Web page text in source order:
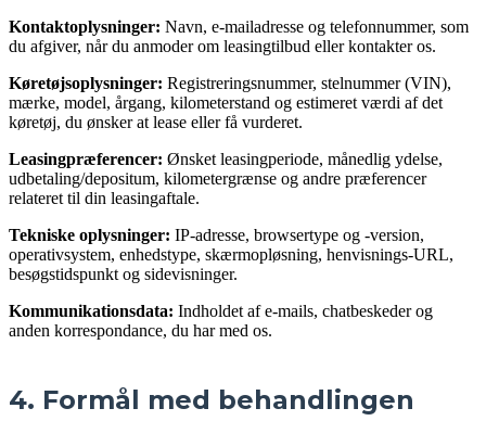
Kontaktoplysninger: Navn, e-mailadresse og telefonnummer, som
du afgiver, når du anmoder om leasingtilbud eller kontakter os.
Køretøjsoplysninger: Registreringsnummer, stelnummer (VIN),
mærke, model, årgang, kilometerstand og estimeret værdi af det
køretøj, du ønsker at lease eller få vurderet.
Leasingpræferencer: Ønsket leasingperiode, månedlig ydelse,
udbetaling/depositum, kilometergrænse og andre præferencer
relateret til din leasingaftale.
Tekniske oplysninger: IP-adresse, browsertype og -version,
operativsystem, enhedstype, skærmopløsning, henvisnings-URL,
besøgstidspunkt og sidevisninger.
Kommunikationsdata: Indholdet af e-mails, chatbeskeder og
anden korrespondance, du har med os.
4. Formål med behandlingen